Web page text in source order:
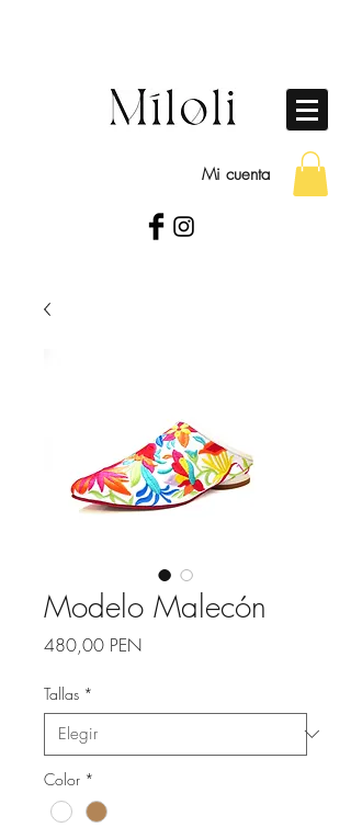
Mi cuenta
Modelo Malecón
480,00 PENPrecio
Tallas *
Color *